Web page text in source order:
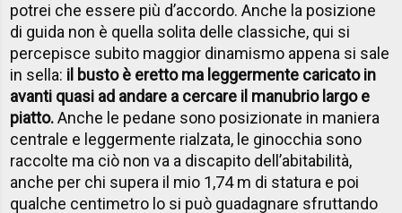
potrei che essere più d’accordo. Anche la posizione
di guida non è quella solita delle classiche, qui si
percepisce subito maggior dinamismo appena si sale
in sella: il busto è eretto ma leggermente caricato in
avanti quasi ad andare a cercare il manubrio largo e
piatto.Anche le pedane sono posizionate in maniera
centrale e leggermente rialzata, le ginocchia sono
raccolte ma ciò non va a discapito dell’abitabilità,
anche per chi supera il mio 1,74 m di statura e poi
qualche centimetro lo si può guadagnare sfruttando